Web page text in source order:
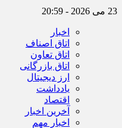
23 می 2026 - 20:59
اخبار
اتاق اصناف
اتاق تعاون
اتاق بازرگانی
ارز دیجیتال
یادداشت
اقتصاد
آخرین اخبار
اخبار مهم